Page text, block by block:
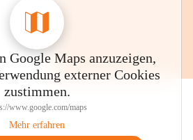
Google Maps anzuzeigen,
externer Cookies
zustimmen.
www.google.com/maps
Mehr erfahren